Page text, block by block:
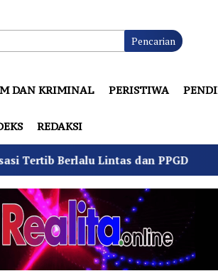
Pencarian
DAN KRIMINAL PERISTIWA
REDAKSI
dan PPGD Suhu Pilkades